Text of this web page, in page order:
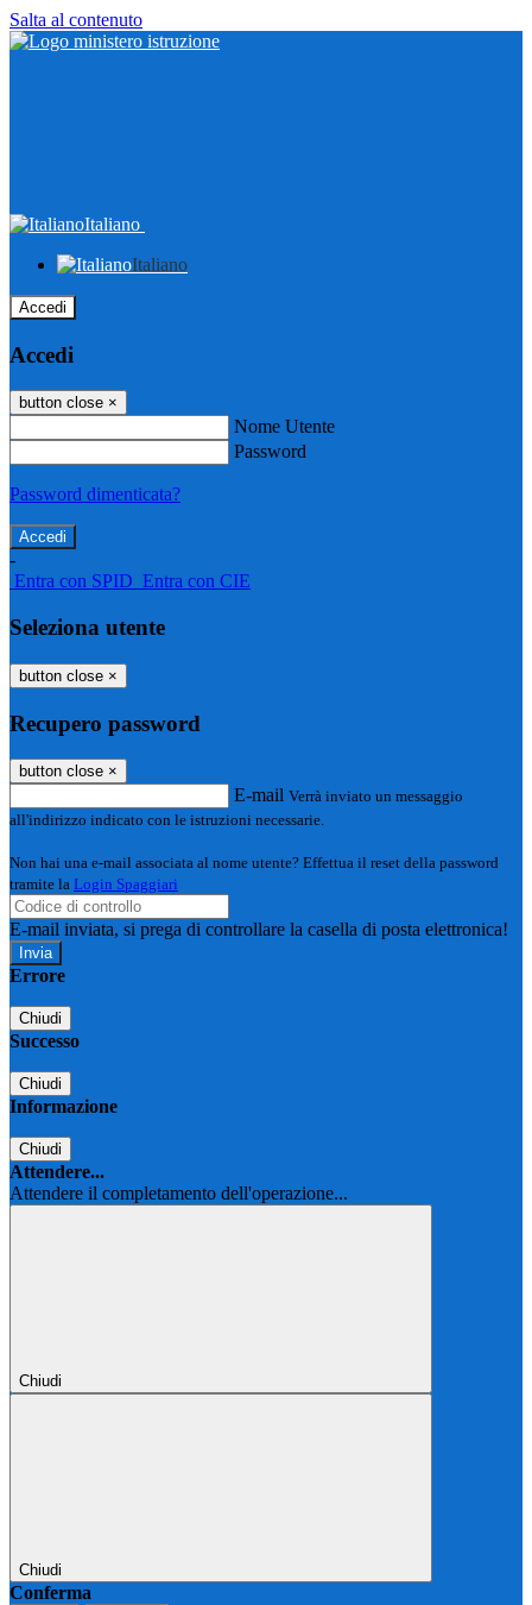
Salta al contenuto
Italiano
Italiano
Accedi
Accedi
button close ×
Nome Utente
Password
Password dimenticata?
-
Entra con SPID Entra con CIE
Seleziona utente
button close ×
Recupero password
button close ×
E-mail Verrà inviato un messaggio
all'indirizzo indicato con le istruzioni necessarie.
Non hai una e-mail associata al nome utente? Effettua il reset della password
tramite la Login Spaggiari
E-mail inviata, si prega di controllare la casella di posta elettronica!
Errore
Chiudi
Successo
Chiudi
Informazione
Chiudi
Attendere...
Attendere il completamento dell'operazione...
Chiudi
Chiudi
Conferma